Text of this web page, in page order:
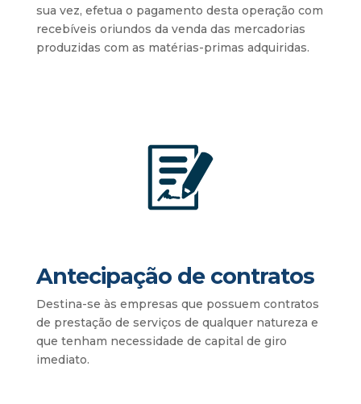
sua vez, efetua o pagamento desta operação com
recebíveis oriundos da venda das mercadorias
produzidas com as matérias-primas adquiridas.
Antecipação de contratos
Destina-se às empresas que possuem contratos
de prestação de serviços de qualquer natureza e
que tenham necessidade de capital de giro
imediato.